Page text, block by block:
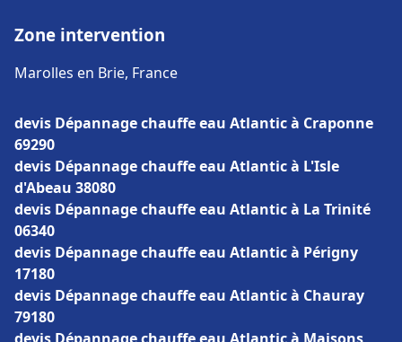
Zone intervention
Marolles en Brie, France
devis Dépannage chauffe eau Atlantic à Craponne
69290
devis Dépannage chauffe eau Atlantic à L'Isle
d'Abeau 38080
devis Dépannage chauffe eau Atlantic à La Trinité
06340
devis Dépannage chauffe eau Atlantic à Périgny
17180
devis Dépannage chauffe eau Atlantic à Chauray
79180